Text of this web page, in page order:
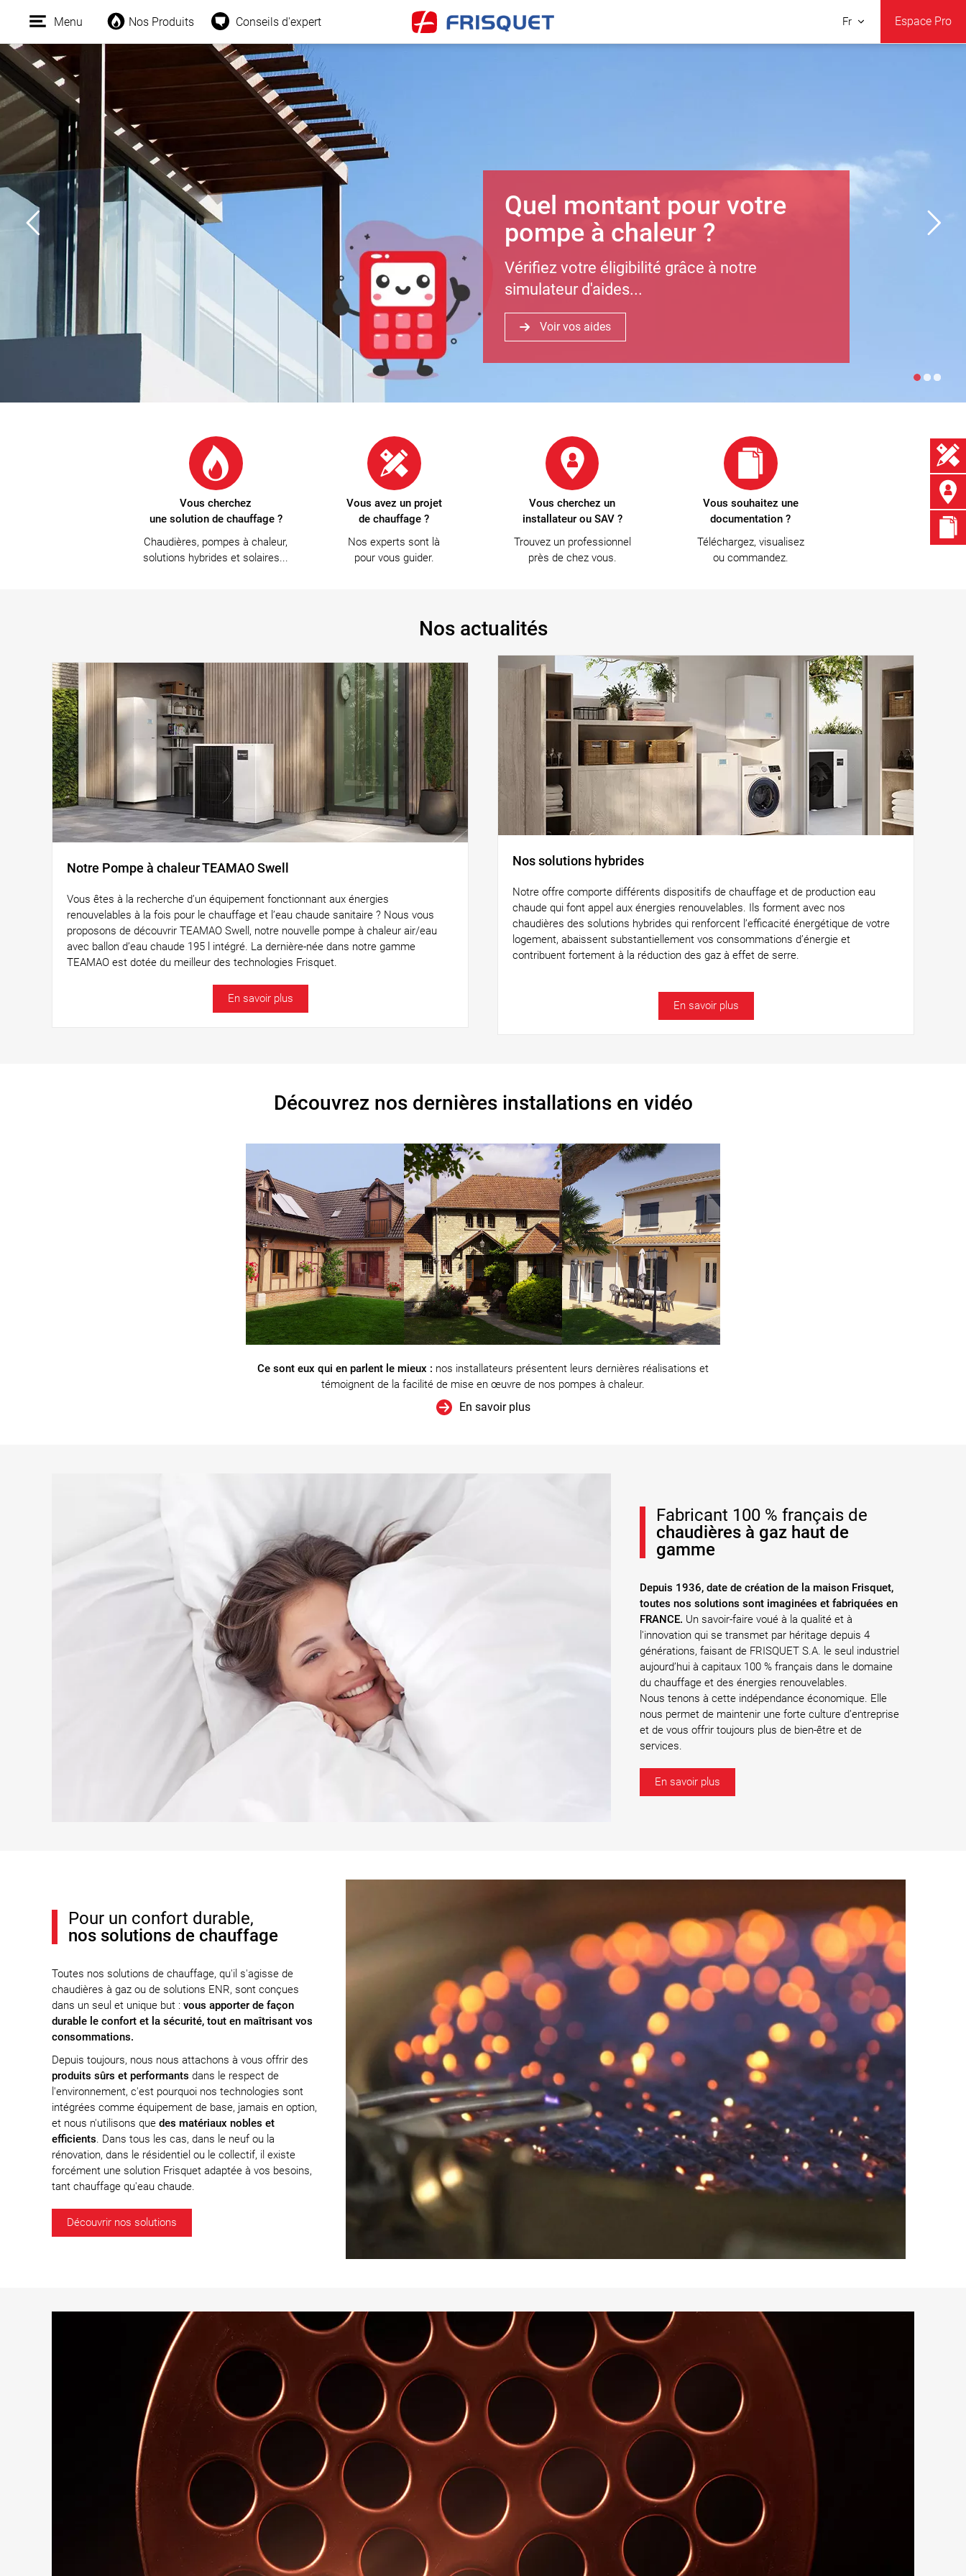
Menu Nos Produits Conseils d'expert Fr Espace Pro
Quel montant pour votre
pompe à chaleur ?
Vérifiez votre éligibilité grâce à notre
simulateur d'aides...
Voir vos aides
Vous cherchez
une solution de chauffage ?
Chaudières, pompes à chaleur,
solutions hybrides et solaires...
Vous avez un projet
de chauffage ?
Nos experts sont là
pour vous guider.
Vous cherchez un
installateur ou SAV ?
Trouvez un professionnel
près de chez vous.
Vous souhaitez une
documentation ?
Téléchargez, visualisez
ou commandez.
Nos actualités
Notre Pompe à chaleur TEAMAO Swell
Vous êtes à la recherche d’un équipement fonctionnant aux énergies
renouvelables à la fois pour le chauffage et l’eau chaude sanitaire ? Nous vous
proposons de découvrir TEAMAO Swell, notre nouvelle pompe à chaleur air/eau
avec ballon d’eau chaude 195 l intégré. La dernière-née dans notre gamme
TEAMAO est dotée du meilleur des technologies Frisquet.
En savoir plus
Nos solutions hybrides
Notre offre comporte différents dispositifs de chauffage et de production eau
chaude qui font appel aux énergies renouvelables. Ils forment avec nos
chaudières des solutions hybrides qui renforcent l’efficacité énergétique de votre
logement, abaissent substantiellement vos consommations d’énergie et
contribuent fortement à la réduction des gaz à effet de serre.
En savoir plus
Découvrez nos dernières installations en vidéo
Ce sont eux qui en parlent le mieux : nos installateurs présentent leurs dernières réalisations et
témoignent de la facilité de mise en œuvre de nos pompes à chaleur.
En savoir plus
Fabricant 100 % français de
chaudières à gaz haut de
gamme
Depuis 1936, date de création de la maison Frisquet,
toutes nos solutions sont imaginées et fabriquées en
FRANCE. Un savoir-faire voué à la qualité et à
l'innovation qui se transmet par héritage depuis 4
générations, faisant de FRISQUET S.A. le seul industriel
aujourd’hui à capitaux 100 % français dans le domaine
du chauffage et des énergies renouvelables.
Nous tenons à cette indépendance économique. Elle
nous permet de maintenir une forte culture d’entreprise
et de vous offrir toujours plus de bien-être et de
services.
En savoir plus
Pour un confort durable,
nos solutions de chauffage
Toutes nos solutions de chauffage, qu'il s'agisse de
chaudières à gaz ou de solutions ENR, sont conçues
dans un seul et unique but : vous apporter de façon
durable le confort et la sécurité, tout en maîtrisant vos
consommations.
Depuis toujours, nous nous attachons à vous offrir des
produits sûrs et performants dans le respect de
l'environnement, c'est pourquoi nos technologies sont
intégrées comme équipement de base, jamais en option,
et nous n'utilisons que des matériaux nobles et
efficients. Dans tous les cas, dans le neuf ou la
rénovation, dans le résidentiel ou le collectif, il existe
forcément une solution Frisquet adaptée à vos besoins,
tant chauffage qu'eau chaude.
Découvrir nos solutions